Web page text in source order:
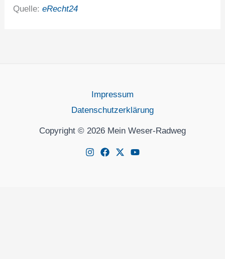
Quelle:eRecht24
Impressum
Datenschutzerklärung
Copyright © 2026 Mein Weser-Radweg